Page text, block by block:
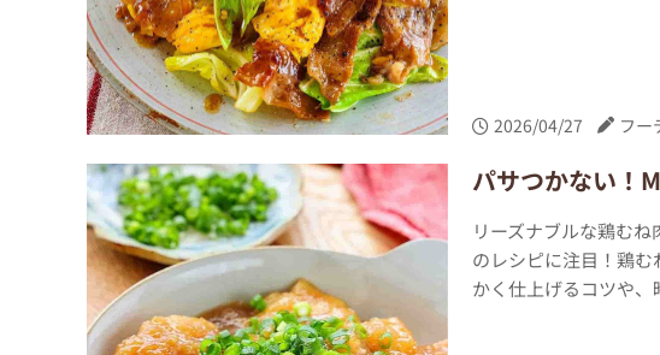
2026/04/27 フー
パサつかない！
リーズナブルな鶏む
のレシピに注目！鶏
かく仕上げるコツや